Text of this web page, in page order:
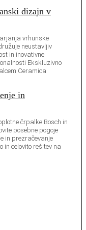
dizajn v
vrhunske
neustavljiv
in inovativne
Ekskluzivno
Ceramica
in
črpalke Bosch in
posebne pogoje
in prezračevanje
in celovito rešitev na